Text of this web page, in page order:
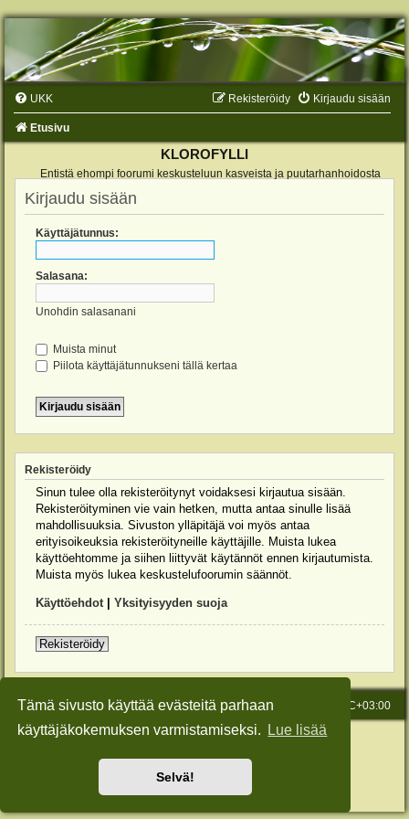
Tämä sivusto käyttää evästeitä parhaan
käyttäjäkokemuksen varmistamiseksi.
Lue lisää
Selvä!
UKK Kirjaudu sisään
Rekisteröidy
Etusivu
KLOROFYLLI
Entistä ehompi foorumi keskusteluun kasveista ja puutarhanhoidosta
Kirjaudu sisään
Käyttäjätunnus:
Salasana:
Unohdin salasanani
Muista minut
Piilota käyttäjätunnukseni tällä kertaa
Rekisteröidy
Sinun tulee olla rekisteröitynyt voidaksesi kirjautua sisään.
Rekisteröityminen vie vain hetken, mutta antaa sinulle lisää
mahdollisuuksia. Sivuston ylläpitäjä voi myös antaa
erityisoikeuksia rekisteröityneille käyttäjille. Muista lukea
käyttöehtomme ja siihen liittyvät käytännöt ennen kirjautumista.
Muista myös lukea keskustelufoorumin säännöt.
Käyttöehdot| Yksityisyyden suoja
Rekisteröidy
Etusivu Kaikki ajat ovat UTC+03:00
Viesti Ylläpidolle
Keskustelufoorumin ohjelmistophpBB® Forum Software © phpBB Limited